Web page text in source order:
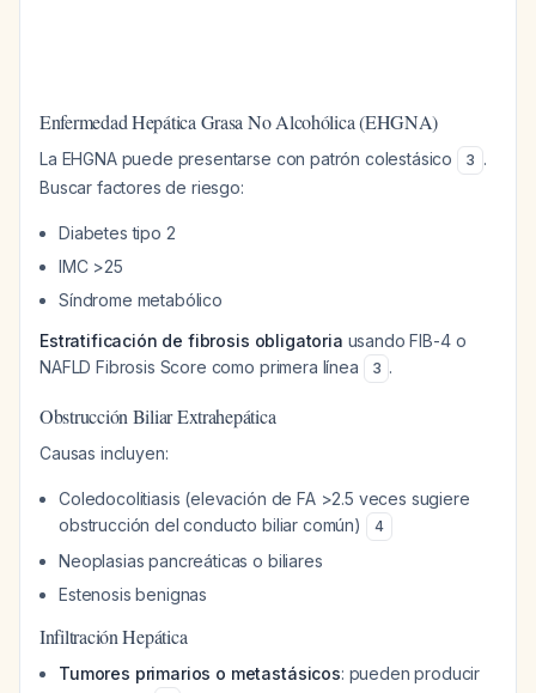
Enfermedad Hepática Grasa No Alcohólica (EHGNA)
La EHGNA puede presentarse con patrón colestásico 3 .
Buscar factores de riesgo:
Diabetes tipo 2
IMC >25
Síndrome metabólico
Estratificación de fibrosis obligatoria usando FIB-4 o
NAFLD Fibrosis Score como primera línea
3 .
Obstrucción Biliar Extrahepática
Causas incluyen:
Coledocolitiasis (elevación de FA >2.5 veces sugiere
obstrucción del conducto biliar común)
4
Neoplasias pancreáticas o biliares
Estenosis benignas
Infiltración Hepática
Tumores primarios o metastásicos: pueden producir